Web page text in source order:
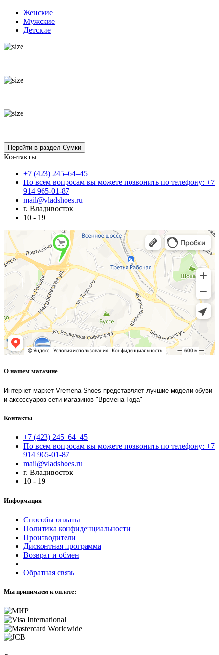
Женские
Мужские
Детские
Контакты
+7 (423) 245–64–45
По всем вопросам вы можете позвонить по телефону: +7
914 965-01-87
mail@vladshoes.ru
г. Владивосток
10 - 19
О нашем магазине
Интернет маркет Vremena-Shoes представляет лучшие модели обуви
и аксессуаров сети магазинов "Времена Года"
Контакты
+7 (423) 245–64–45
По всем вопросам вы можете позвонить по телефону: +7
914 965-01-87
mail@vladshoes.ru
г. Владивосток
10 - 19
Информация
Способы оплаты
Политика конфиденциальности
Производители
Дисконтная программа
Возврат и обмен
Обратная связь
Мы принимаем к оплате: